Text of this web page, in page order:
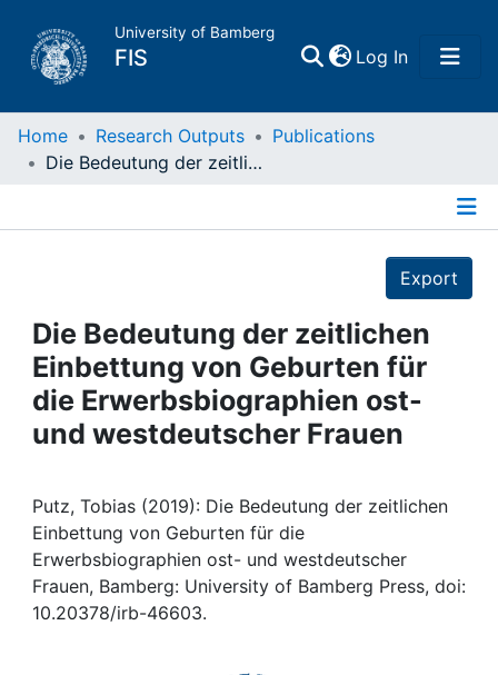
University of Bamberg
FIS Log In(current)
Home
Projects
People
Institutions
Awards
My FIS
Help
Home Research Outputs
Publications
Die Bedeutung der zeitlichen Einbettung von Geburten für die Erwerbsbiographien ost- und westdeutscher Frauen
Export
Die Bedeutung der zeitlichen
Einbettung von Geburten für
die Erwerbsbiographien ost-
und westdeutscher Frauen
Putz, Tobias (2019): Die Bedeutung der zeitlichen
Einbettung von Geburten für die
Erwerbsbiographien ost- und westdeutscher
Frauen, Bamberg: University of Bamberg Press, doi:
10.20378/irb-46603.